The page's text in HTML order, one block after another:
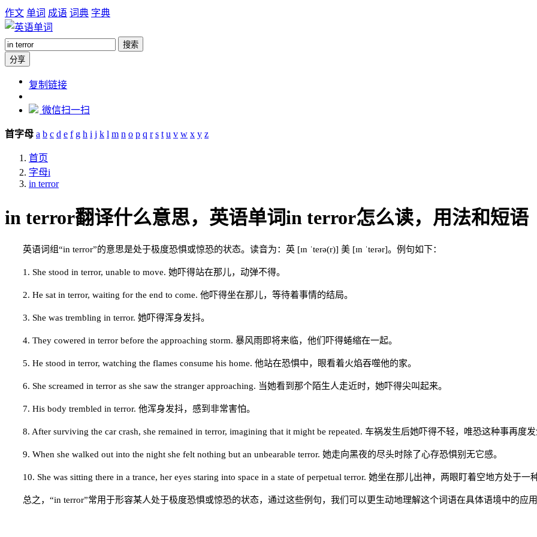
作文 单词 成语 词典 字典
搜索
分享
https://dict.zw6.cn/word/in-
terror
复制链接
微信扫一扫
首字母 a b c d e f g h i j k l m n o p q r s t u v w x y z
首页
字母i
in terror
in terror翻译什么意思，英语单词in terror怎么读，用法和短语
英语词组“in terror”的意思是处于极度恐惧或惊恐的状态。读音为：英 [ɪn ˈterə(r)] 美 [ɪn ˈterər]。例句如下：
1. She stood in terror, unable to move. 她吓得站在那儿，动弹不得。
2. He sat in terror, waiting for the end to come. 他吓得坐在那儿，等待着事情的结局。
3. She was trembling in terror. 她吓得浑身发抖。
4. They cowered in terror before the approaching storm. 暴风雨即将来临，他们吓得蜷缩在一起。
5. He stood in terror, watching the flames consume his home. 他站在恐惧中，眼看着火焰吞噬他的家。
6. She screamed in terror as she saw the stranger approaching. 当她看到那个陌生人走近时，她吓得尖叫起来。
7. His body trembled in terror. 他浑身发抖，感到非常害怕。
8. After surviving the car crash, she remained in terror, imagining that it might be repeated. 车祸发生后她吓得不轻，唯恐这种事再度发
9. When she walked out into the night she felt nothing but an unbearable terror. 她走向黑夜的尽头时除了心存恐惧别无它感。
10. She was sitting there in a trance, her eyes staring into space in a state of perpetual terror. 她坐在那儿出神，两眼盯着空地方处于一
总之，“in terror”常用于形容某人处于极度恐惧或惊恐的状态，通过这些例句，我们可以更生动地理解这个词语在具体语境中的应用